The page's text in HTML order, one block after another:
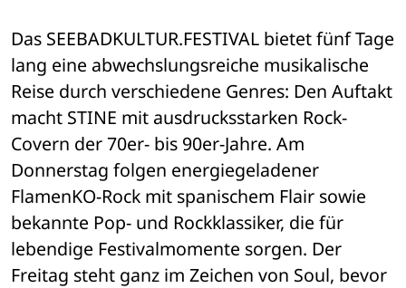
Das SEEBADKULTUR.FESTIVAL bietet fünf Tage
lang eine abwechslungsreiche musikalische
Reise durch verschiedene Genres: Den Auftakt
macht STINE mit ausdrucksstarken Rock-
Covern der 70er- bis 90er-Jahre. Am
Donnerstag folgen energiegeladener
FlamenKO-Rock mit spanischem Flair sowie
bekannte Pop- und Rockklassiker, die für
lebendige Festivalmomente sorgen. Der
Freitag steht ganz im Zeichen von Soul, bevor